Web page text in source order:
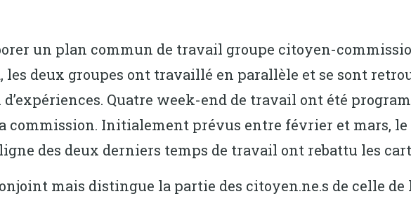
un plan commun de travail groupe citoyen-
les deux groupes ont travaillé en parallèle et se sont
Quatre week-end de travail ont été
commission. Initialement prévus entre février et mars,
des deux derniers temps de travail ont rebattu les
mais distingue la partie des citoyen.ne.s de celle